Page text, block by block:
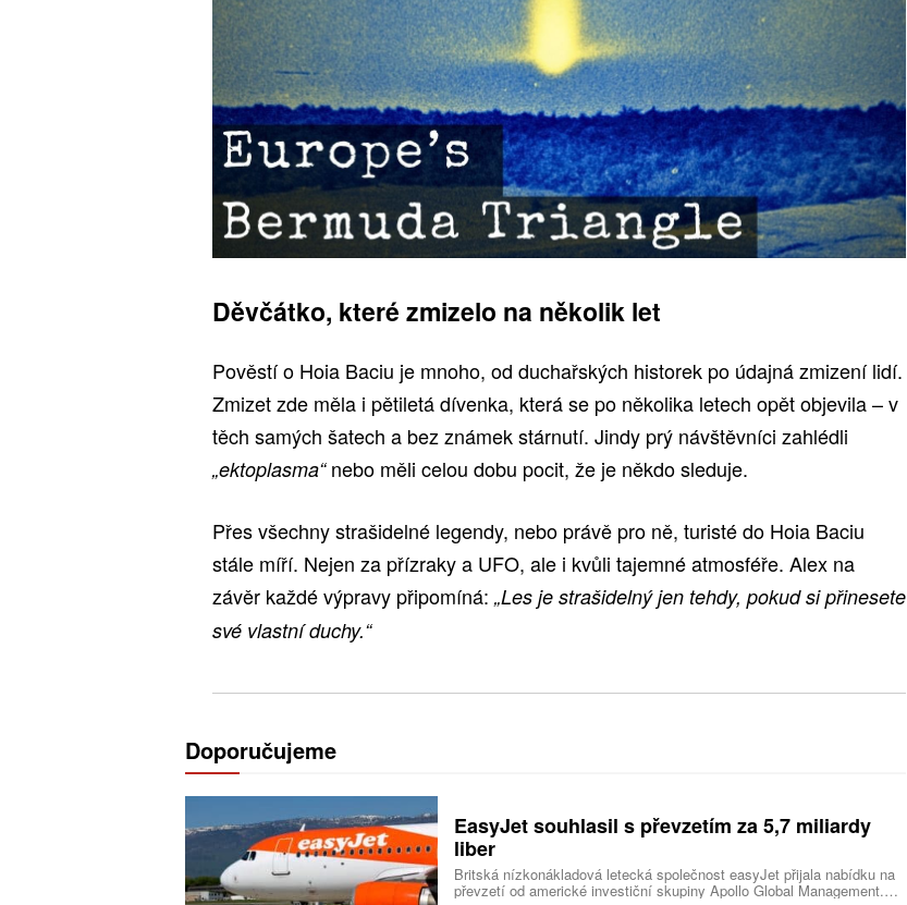
Děvčátko, které zmizelo na několik let
Pověstí o Hoia Baciu je mnoho, od duchařských historek po údajná zmizení lidí.
Zmizet zde měla i pětiletá dívenka, která se po několika letech opět objevila – v
těch samých šatech a bez známek stárnutí. Jindy prý návštěvníci zahlédli
„ektoplasma“nebo měli celou dobu pocit, že je někdo sleduje.
Přes všechny strašidelné legendy, nebo právě pro ně, turisté do Hoia Baciu
stále míří. Nejen za přízraky a UFO, ale i kvůli tajemné atmosféře. Alex na
závěr každé výpravy připomíná: „Les je strašidelný jen tehdy, pokud si přinesete
své vlastní duchy.“
Doporučujeme
EasyJet souhlasil s převzetím za 5,7 miliardy
liber
Britská nízkonákladová letecká společnost easyJet přijala nabídku na
převzetí od americké investiční skupiny Apollo Global Management.